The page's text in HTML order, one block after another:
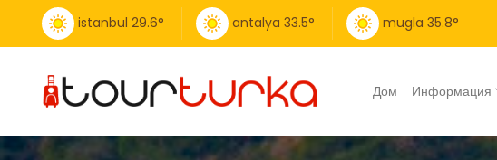
istanbul 29.6° antalya 33.5° mugla 35.8°
Дом Информация